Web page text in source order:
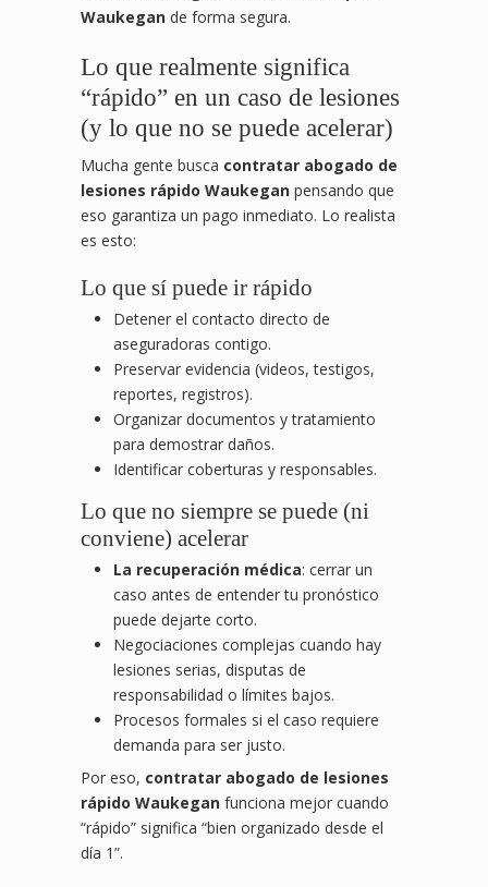
Waukegan de forma segura.
Lo que realmente significa
“rápido” en un caso de lesiones
(y lo que no se puede acelerar)
Mucha gente busca contratar abogado de
lesiones rápido Waukegan pensando que
eso garantiza un pago inmediato. Lo realista
es esto:
Lo que sí puede ir rápido
Detener el contacto directo de
aseguradoras contigo.
Preservar evidencia (videos, testigos,
reportes, registros).
Organizar documentos y tratamiento
para demostrar daños.
Identificar coberturas y responsables.
Lo que no siempre se puede (ni
conviene) acelerar
La recuperación médica: cerrar un
caso antes de entender tu pronóstico
puede dejarte corto.
Negociaciones complejas cuando hay
lesiones serias, disputas de
responsabilidad o límites bajos.
Procesos formales si el caso requiere
demanda para ser justo.
Por eso, contratar abogado de lesiones
rápido Waukegan funciona mejor cuando
“rápido” significa “bien organizado desde el
día 1”.